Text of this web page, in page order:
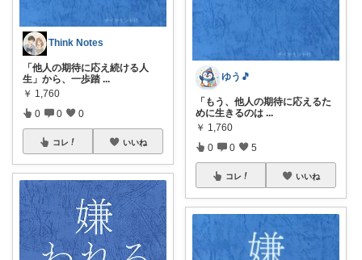
Think Notes
「他人の期待に応え続ける人
生」から、一歩踏 ...
￥ 1,760
0 0 0
コレ いいね
ゆう🎵
「もう、他人の期待に応えるた
めに生きるのは ...
￥ 1,760
0 0 5
コレ いいね